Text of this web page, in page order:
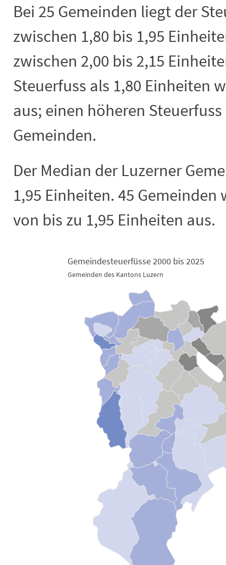
Bei 25 Gemeinden liegt der
zwischen 1,80 bis 1,95
zwischen 2,00 bis 2,15
Steuerfuss als 1,80 Einheiten
aus; einen höheren
Gemeinden.
Der Median der Luzerner
1,95 Einheiten. 45
von bis zu 1,95 Einheiten aus.
Gemeindesteuerfüsse 2000 bis 2025
Map of unspecified region with 2 data series.
View as data table, Gemeindesteuerfüsse 2000 bis 2025
Gemeindesteuerfüsse 2000 bis 2025
Gemeinden des Kantons Luzern